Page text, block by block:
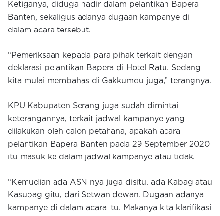
Ketiganya, diduga hadir dalam pelantikan Bapera
Banten, sekaligus adanya dugaan kampanye di
dalam acara tersebut.
“Pemeriksaan kepada para pihak terkait dengan
deklarasi pelantikan Bapera di Hotel Ratu. Sedang
kita mulai membahas di Gakkumdu juga,” terangnya.
KPU Kabupaten Serang juga sudah dimintai
keterangannya, terkait jadwal kampanye yang
dilakukan oleh calon petahana, apakah acara
pelantikan Bapera Banten pada 29 September 2020
itu masuk ke dalam jadwal kampanye atau tidak.
“Kemudian ada ASN nya juga disitu, ada Kabag atau
Kasubag gitu, dari Setwan dewan. Dugaan adanya
kampanye di dalam acara itu. Makanya kita klarifikasi